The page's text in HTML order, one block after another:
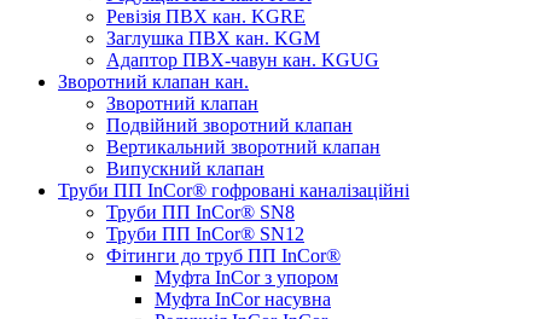
Ревізія ПВХ кан. KGRE
Заглушка ПВХ кан. KGM
Адаптор ПВХ-чавун кан. KGUG
Зворотний клапан кан.
Зворотний клапан
Подвійний зворотний клапан
Вертикальний зворотний клапан
Випускний клапан
Труби ПП InCor® гофровані каналізаційні
Труби ПП InCor® SN8
Труби ПП InCor® SN12
Фітинги до труб ПП InCor®
Муфта InCor з упором
Муфта InCor насувна